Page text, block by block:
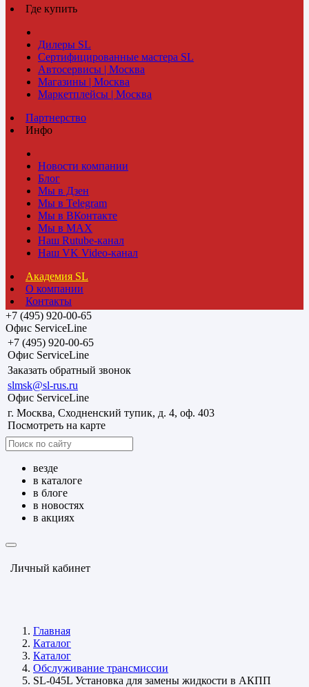
Где купить
Дилеры SL
Сертифицированные мастера SL
Автосервисы | Москва
Магазины | Москва
Маркетплейсы | Москва
Партнерство
Инфо
Новости компании
Блог
Мы в Дзен
Мы в Telegram
Мы в ВКонтакте
Мы в MAX
Наш Rutube-канал
Наш VK Video-канал
Академия SL
О компании
Контакты
+7 (495) 920-00-65
Офис ServiceLine
+7 (495) 920-00-65
Офис ServiceLine
Заказать обратный звонок
slmsk@sl-rus.ru
Офис ServiceLine
г. Москва, Сходненский тупик, д. 4, оф. 403
Посмотреть на карте
везде
в каталоге
в блоге
в новостях
в акциях
Личный кабинет
Главная
Каталог
Каталог
Обслуживание трансмиссии
SL-045L Установка для замены жидкости в АКПП